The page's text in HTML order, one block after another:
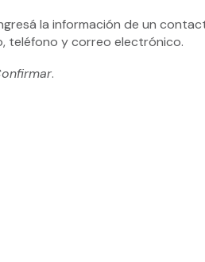
la información de un
teléfono y correo electrónico.
.